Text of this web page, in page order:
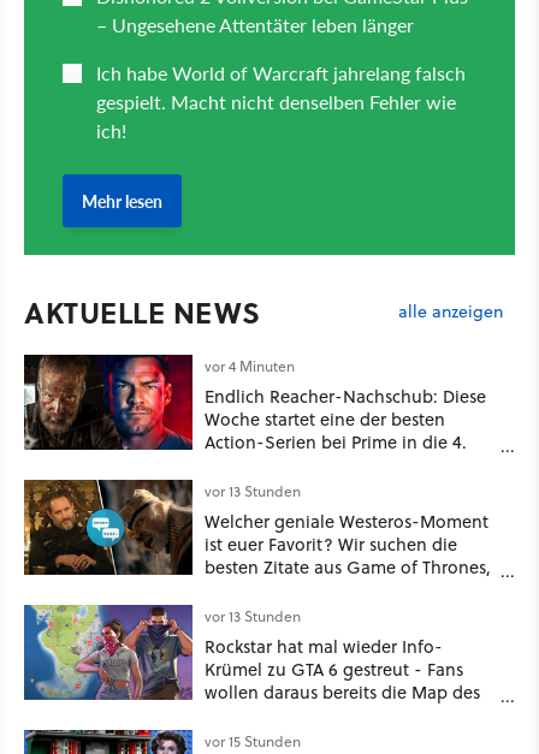
AKTUELLE NEWS alle anzeigen
vor 4 Minuten
Endlich Reacher-Nachschub: Diese
Woche startet eine der besten
Action-Serien bei Prime in die 4.
vor 13 Stunden
Welcher geniale Westeros-Moment
ist euer Favorit? Wir suchen die
besten Zitate aus Game of Thrones,
the Seven Kingdoms
vor 13 Stunden
Rockstar hat mal wieder Info-
Krümel zu GTA 6 gestreut - Fans
wollen daraus bereits die Map des
ablesen können
vor 15 Stunden